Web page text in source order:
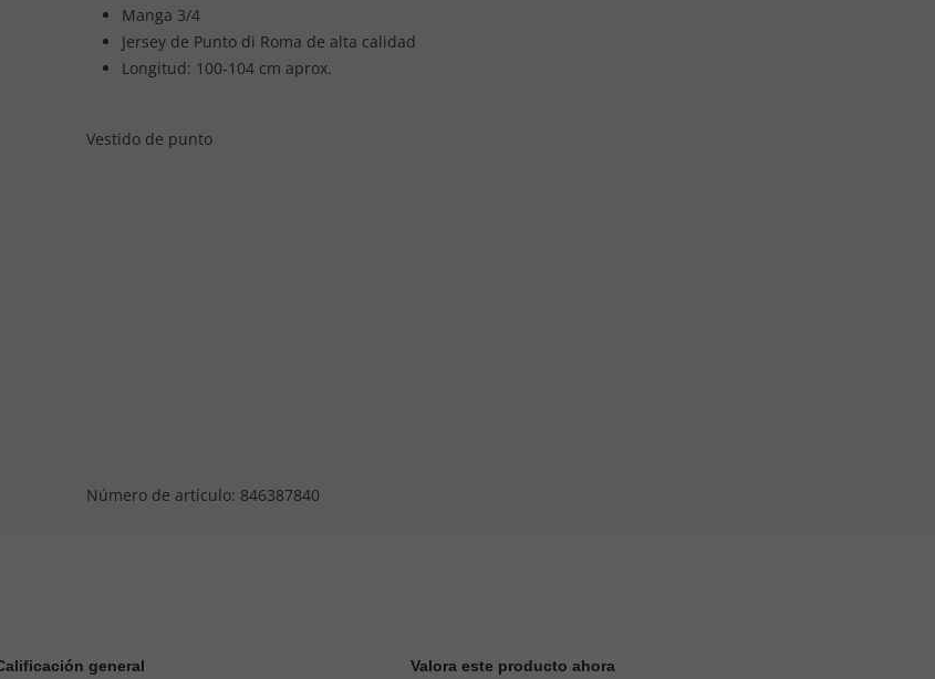
Manga 3/4
Jersey de Punto di Roma de alta calidad
Longitud: 100-104 cm aprox.
Vestido de punto
Número de artículo: 846387840